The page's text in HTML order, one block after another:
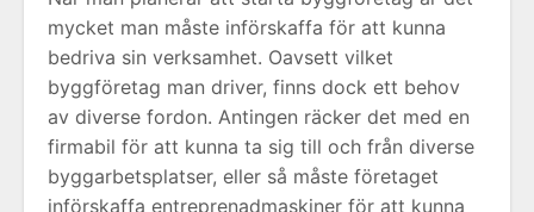
mycket man måste införskaffa för att kunna
bedriva sin verksamhet. Oavsett vilket
byggföretag man driver, finns dock ett behov
av diverse fordon. Antingen räcker det med en
firmabil för att kunna ta sig till och från diverse
byggarbetsplatser, eller så måste företaget
införskaffa entreprenadmaskiner för att kunna